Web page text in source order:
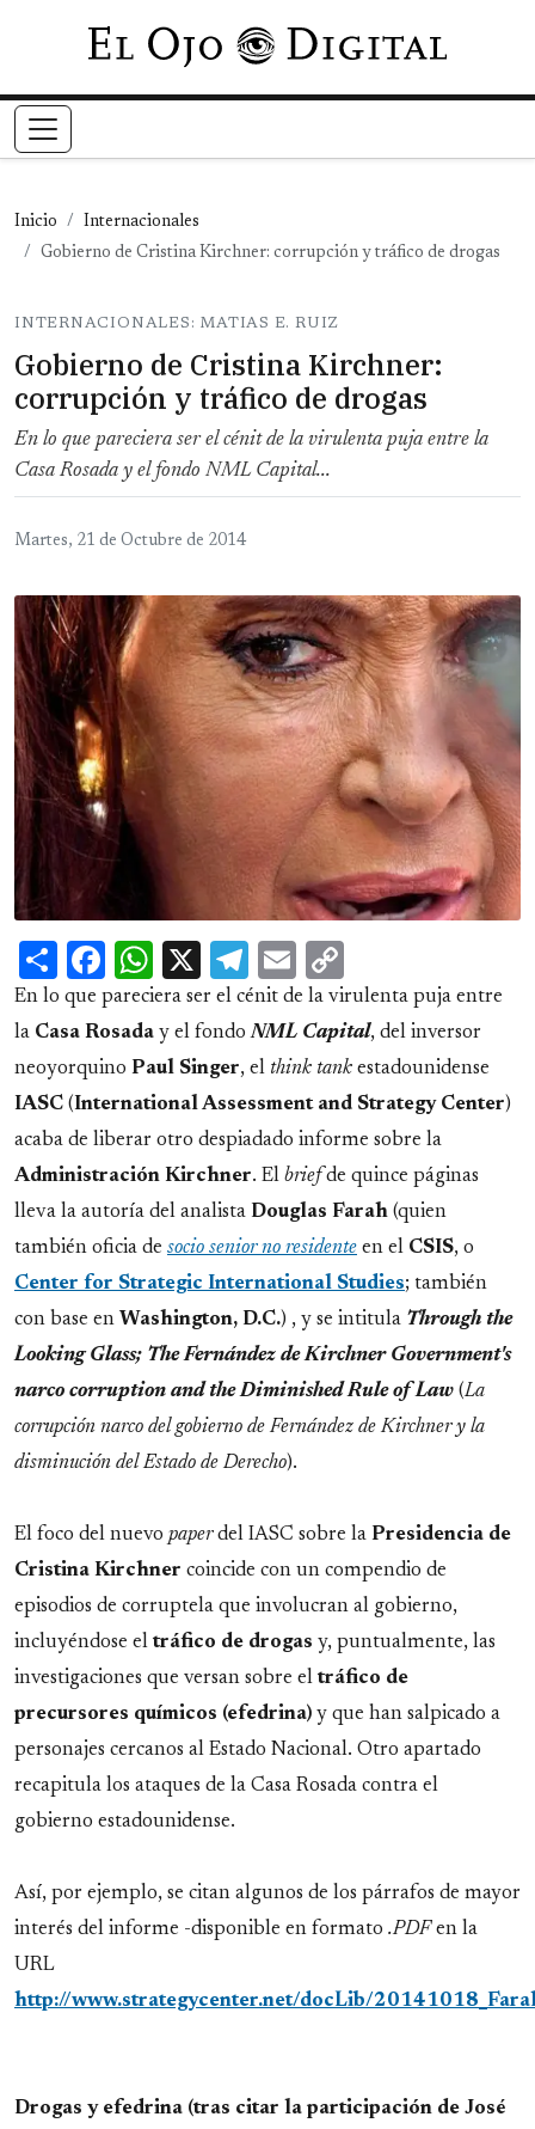
Pasar al contenido principal
Inicio
Internacionales
Gobierno de Cristina Kirchner: corrupción y tráfico de drogas
INTERNACIONALES: MATIAS E. RUIZ
Gobierno de Cristina Kirchner:
corrupción y tráfico de drogas
En lo que pareciera ser el cénit de la virulenta puja entre la
Casa Rosada y el fondo NML Capital...
Martes, 21 de Octubre de 2014
ShareFacebook
WhatsApp
X Telegram
Email
Link
En lo que pareciera ser el cénit de la virulenta puja entre
la Casa Rosada y el fondoNML Capital, del inversor
neoyorquino Paul Singer, el think tank estadounidense
IASC (International Assessment and Strategy Center)
acaba de liberar otro despiadado informe sobre la
Administración Kirchner. El briefde quince páginas
lleva la autoría del analista Douglas Farah (quien
también oficia de socio senior no residente en el CSIS, o
Center for Strategic International Studies; también
con base en Washington, D.C.) , y se intitula Through the
Looking Glass; The Fernández de Kirchner Government's
narco corruption and the Diminished Rule of Law (La
corrupción narco del gobierno de Fernández de Kirchner y la
disminución del Estado de Derecho).
El foco del nuevo paperdel IASC sobre la Presidencia de
Cristina Kirchner coincide con un compendio de
episodios de corruptela que involucran al gobierno,
incluyéndose el tráfico de drogas y, puntualmente, las
investigaciones que versan sobre el tráfico de
precursores químicos (efedrina) y que han salpicado a
personajes cercanos al Estado Nacional. Otro apartado
recapitula los ataques de la Casa Rosada contra el
gobierno estadounidense.
Así, por ejemplo, se citan algunos de los párrafos de mayor
interés del informe -disponible en formato .PDFen la
URL
http://www.strategycenter.net/docLib/
Drogas y efedrina (tras citar la participación de José